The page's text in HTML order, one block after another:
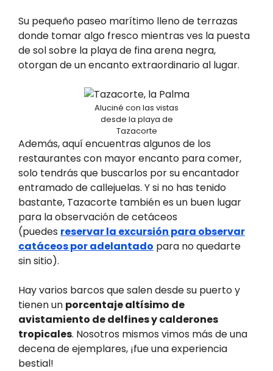
Su pequeño paseo marítimo lleno de terrazas
donde tomar algo fresco mientras ves la puesta
de sol sobre la playa de fina arena negra,
otorgan de un encanto extraordinario al lugar.
Aluciné con las vistas
desde la playa de
Tazacorte
Además, aquí encuentras algunos de los
restaurantes con mayor encanto para comer,
solo tendrás que buscarlos por su encantador
entramado de callejuelas. Y si no has tenido
bastante, Tazacorte también es un buen lugar
para la observación de cetáceos
(puedes reservar la excursión para observar
catáceos por adelantado para no quedarte
sin sitio).
Hay varios barcos que salen desde su puerto y
tienen un porcentaje altísimo de
avistamiento de delfines y calderones
tropicales. Nosotros mismos vimos más de una
decena de ejemplares, ¡fue una experiencia
bestial!